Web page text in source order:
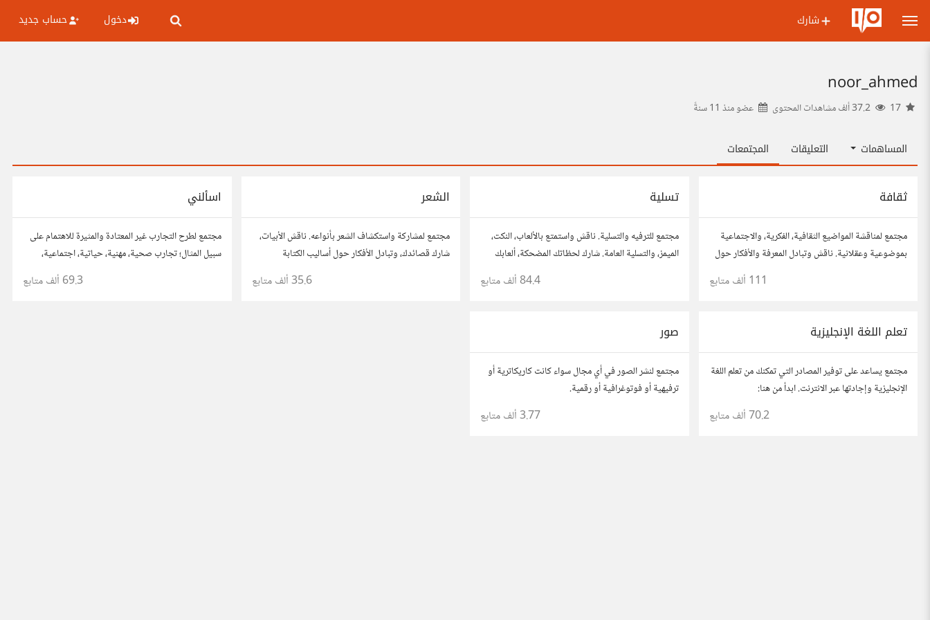
شارك دخول حساب جديد
noor_ahmed
عضو منذ 11 سنةً
المساهمات التعليقات المجتمعات
ثقافة
مجتمع لمناقشة المواضيع الثقافية، الفكرية، والاجتماعية
بموضوعية وعقلانية. ناقش وتبادل المعرفة والأفكار حول
111 ألف متابع
تسلية
مجتمع للترفيه والتسلية. ناقش واستمتع بالألعاب، النكت،
الميمز، والتسلية العامة. شارك لحظاتك المضحكة، ألعابك
المفضلة، وتفاعل مع أعضاء آخرين يبحثون عن المتعة
84.4 ألف متابع
الشعر
مجتمع لمشاركة واستكشاف الشعر بأنواعه. ناقش الأبيات،
شارك قصائدك، وتبادل الأفكار حول أساليب الكتابة
والشعراء المفضلين. انضم لنتبادل جمال الكلمات والإلهام
35.6 ألف متابع
اسألني
مجتمع لطرح التجارب غير المعتادة والمثيرة للاهتمام على
سبيل المثال؛ تجارب صحية، مهنية، حياتية، اجتماعية،
69.3 ألف متابع
تعلم اللغة الإنجليزية
مجتمع يساعد على توفير المصادر التي تمكنك من تعلم اللغة
الإنجليزية وإجادتها عبر الانترنت. ابدأ من هنا:
https://io.hsoub.com/go/53915
70.2 ألف متابع
صور
مجتمع لنشر الصور في أي مجال سواء كانت كاريكاترية أو
ترفيهية أو فوتوغرافية أو رقمية.
3.77 ألف متابع